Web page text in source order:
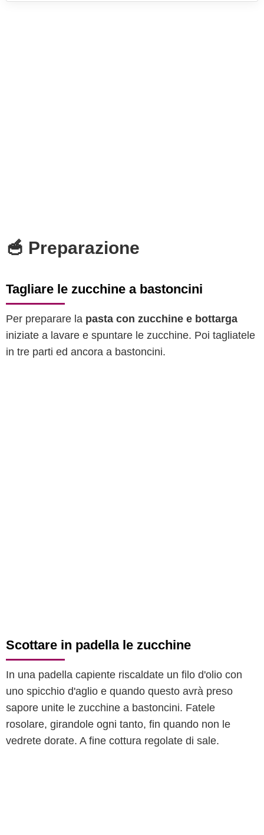
🥣 Preparazione
Tagliare le zucchine a bastoncini
Per preparare la pasta con zucchine e bottarga
iniziate a lavare e spuntare le zucchine. Poi tagliatele
in tre parti ed ancora a bastoncini.
Scottare in padella le zucchine
In una padella capiente riscaldate un filo d'olio con
uno spicchio d'aglio e quando questo avrà preso
sapore unite le zucchine a bastoncini. Fatele
rosolare, girandole ogni tanto, fin quando non le
vedrete dorate. A fine cottura regolate di sale.